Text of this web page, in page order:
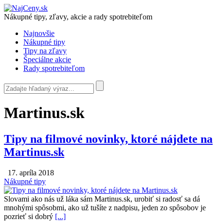
Nákupné tipy, zľavy, akcie a rady spotrebiteľom
Najnovšie
Nákupné tipy
Tipy na zľavy
Špeciálne akcie
Rady spotrebiteľom
Martinus.sk
Tipy na filmové novinky, ktoré nájdete na
Martinus.sk
17. apríla 2018
Nákupné tipy
Slovami ako nás už láka sám Martinus.sk, urobiť si radosť sa dá
mnohými spôsobmi, ako už tušíte z nadpisu, jeden zo spôsobov je
pozrieť si dobrý [...]